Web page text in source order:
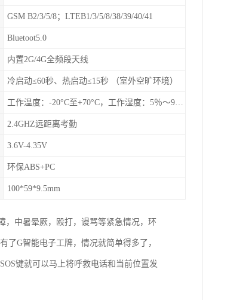
GSM B2/3/5/8；LTEB1/3/5/8/38/39/40/41
Bluetoot5.0
内置2G/4G全频段天线
冷启动≤60秒、热启动≤15秒 （室外空旷环境）
工作温度：-20°C至+70°C，工作湿度：5％〜95％RH
2.4GHZ远距离考勤
3.6V-4.35V
环保ABS+PC
100*59*9.5mm
，中暑晕厥，殴打，谩骂等紧急情况，环
了G智能电子工牌，情况就简单得多了，
键就可以马上将呼救电话和当前位置发